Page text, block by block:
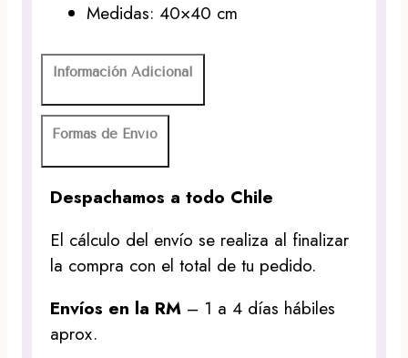
Medidas: 40×40 cm
Información Adicional
Formas de Envío
Despachamos a todo Chile
El cálculo del envío se realiza al finalizar
la compra con el total de tu pedido.
Envíos en la RM – 1 a 4 días hábiles
aprox.